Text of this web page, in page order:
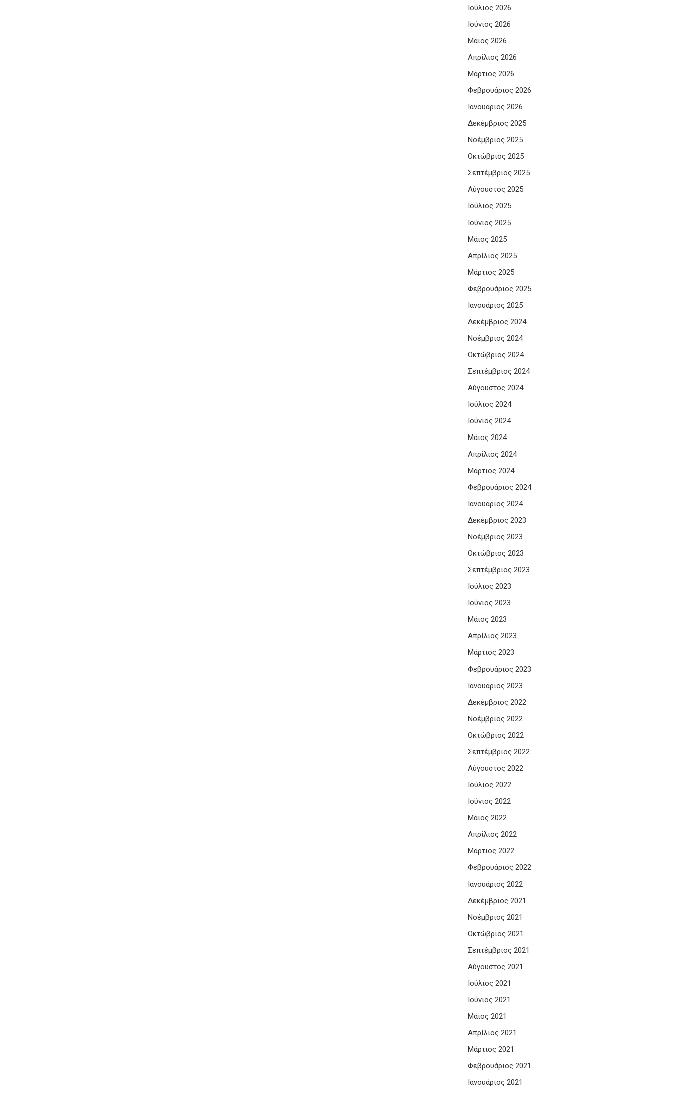
Ιούλιος 2026
Ιούνιος 2026
Μάιος 2026
Απρίλιος 2026
Μάρτιος 2026
Φεβρουάριος 2026
Ιανουάριος 2026
Δεκέμβριος 2025
Νοέμβριος 2025
Οκτώβριος 2025
Σεπτέμβριος 2025
Αύγουστος 2025
Ιούλιος 2025
Ιούνιος 2025
Μάιος 2025
Απρίλιος 2025
Μάρτιος 2025
Φεβρουάριος 2025
Ιανουάριος 2025
Δεκέμβριος 2024
Νοέμβριος 2024
Οκτώβριος 2024
Σεπτέμβριος 2024
Αύγουστος 2024
Ιούλιος 2024
Ιούνιος 2024
Μάιος 2024
Απρίλιος 2024
Μάρτιος 2024
Φεβρουάριος 2024
Ιανουάριος 2024
Δεκέμβριος 2023
Νοέμβριος 2023
Οκτώβριος 2023
Σεπτέμβριος 2023
Ιούλιος 2023
Ιούνιος 2023
Μάιος 2023
Απρίλιος 2023
Μάρτιος 2023
Φεβρουάριος 2023
Ιανουάριος 2023
Δεκέμβριος 2022
Νοέμβριος 2022
Οκτώβριος 2022
Σεπτέμβριος 2022
Αύγουστος 2022
Ιούλιος 2022
Ιούνιος 2022
Μάιος 2022
Απρίλιος 2022
Μάρτιος 2022
Φεβρουάριος 2022
Ιανουάριος 2022
Δεκέμβριος 2021
Νοέμβριος 2021
Οκτώβριος 2021
Σεπτέμβριος 2021
Αύγουστος 2021
Ιούλιος 2021
Ιούνιος 2021
Μάιος 2021
Απρίλιος 2021
Μάρτιος 2021
Φεβρουάριος 2021
Ιανουάριος 2021